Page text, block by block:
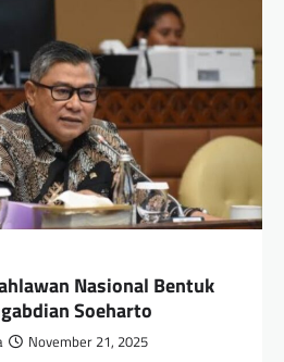
Nasional Bentuk
Soeharto
November 21, 2025